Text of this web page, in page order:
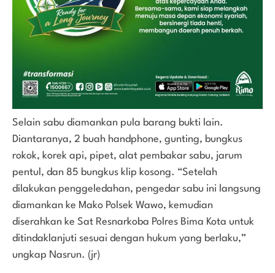
Selain sabu diamankan pula barang bukti lain.
Diantaranya, 2 buah handphone, gunting, bungkus
rokok, korek api, pipet, alat pembakar sabu, jarum
pentul, dan 85 bungkus klip kosong. “Setelah
dilakukan penggeledahan, pengedar sabu ini langsung
diamankan ke Mako Polsek Wawo, kemudian
diserahkan ke Sat Resnarkoba Polres Bima Kota untuk
ditindaklanjuti sesuai dengan hukum yang berlaku,”
ungkap Nasrun. (jr)